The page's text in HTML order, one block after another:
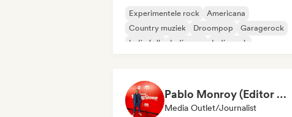
Experimentele rock
Americana
Country muziek
Droompop
Garagerock
Indie folk
Indie pop Indie rock
Pablo Monroy (Editor Rolling Stone México)
Media Outlet/Journalist